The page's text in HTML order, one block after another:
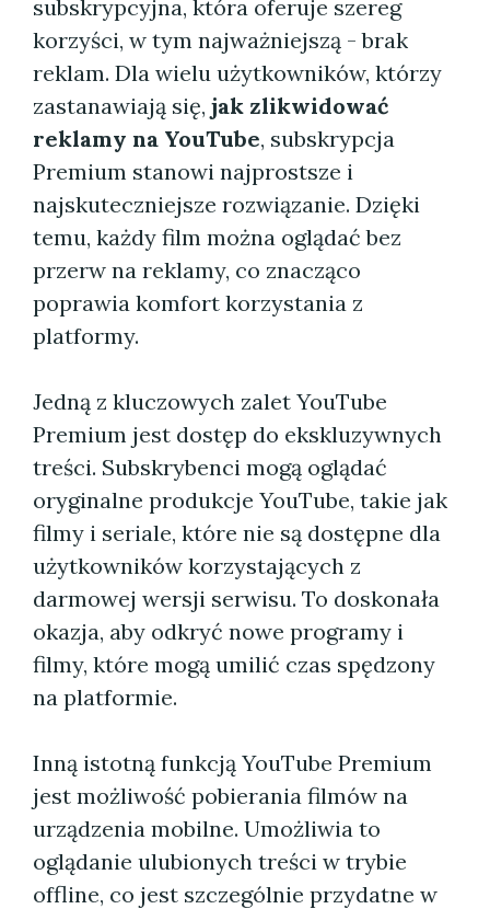
subskrypcyjna, która oferuje szereg
korzyści, w tym najważniejszą - brak
reklam. Dla wielu użytkowników, którzy
zastanawiają się, jak zlikwidować
reklamy na YouTube, subskrypcja
Premium stanowi najprostsze i
najskuteczniejsze rozwiązanie. Dzięki
temu, każdy film można oglądać bez
przerw na reklamy, co znacząco
poprawia komfort korzystania z
platformy.
Jedną z kluczowych zalet YouTube
Premium jest dostęp do ekskluzywnych
treści. Subskrybenci mogą oglądać
oryginalne produkcje YouTube, takie jak
filmy i seriale, które nie są dostępne dla
użytkowników korzystających z
darmowej wersji serwisu. To doskonała
okazja, aby odkryć nowe programy i
filmy, które mogą umilić czas spędzony
na platformie.
Inną istotną funkcją YouTube Premium
jest możliwość pobierania filmów na
urządzenia mobilne. Umożliwia to
oglądanie ulubionych treści w trybie
offline, co jest szczególnie przydatne w